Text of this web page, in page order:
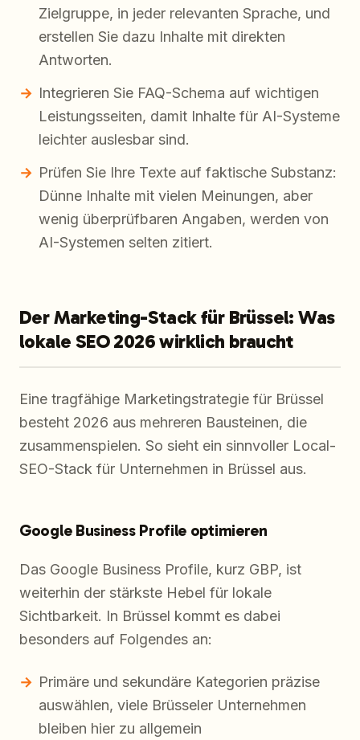
Zielgruppe, in jeder relevanten Sprache, und
erstellen Sie dazu Inhalte mit direkten
Antworten.
Integrieren Sie FAQ-Schema auf wichtigen
Leistungsseiten, damit Inhalte für AI-Systeme
leichter auslesbar sind.
Prüfen Sie Ihre Texte auf faktische Substanz:
Dünne Inhalte mit vielen Meinungen, aber
wenig überprüfbaren Angaben, werden von
AI-Systemen selten zitiert.
Der Marketing-Stack für Brüssel: Was
lokale SEO 2026 wirklich braucht
Eine tragfähige Marketingstrategie für Brüssel
besteht 2026 aus mehreren Bausteinen, die
zusammenspielen. So sieht ein sinnvoller Local-
SEO-Stack für Unternehmen in Brüssel aus.
Google Business Profile optimieren
Das Google Business Profile, kurz GBP, ist
weiterhin der stärkste Hebel für lokale
Sichtbarkeit. In Brüssel kommt es dabei
besonders auf Folgendes an:
Primäre und sekundäre Kategorien präzise
auswählen, viele Brüsseler Unternehmen
bleiben hier zu allgemein